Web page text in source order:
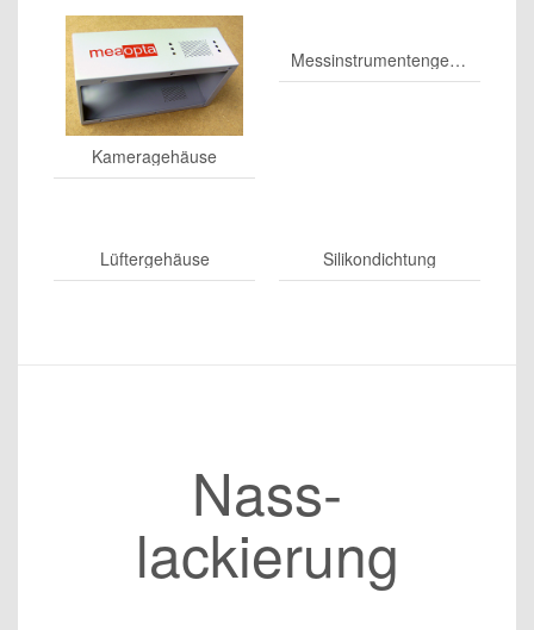
Kameragehäuse
Messinstrumentengehäuse
Lüftergehäuse Silikondichtung
Nass­
lackierung